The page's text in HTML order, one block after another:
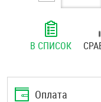
В СПИСОК
Оплата